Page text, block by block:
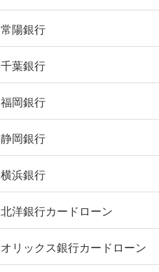
常陽銀行
千葉銀行
福岡銀行
静岡銀行
横浜銀行
北洋銀行カードローン
オリックス銀行カードローン